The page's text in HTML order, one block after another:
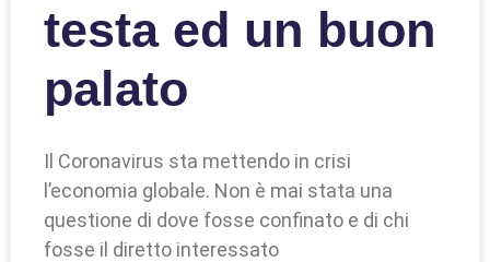
testa ed un buon
palato
Il Coronavirus sta mettendo in crisi
l’economia globale. Non è mai stata una
questione di dove fosse confinato e di chi
fosse il diretto interessato